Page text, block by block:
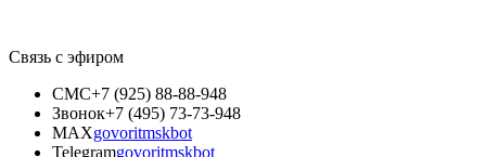
Связь с эфиром
СМС+7 (925) 88-88-948
Звонок+7 (495) 73-73-948
MAXgovoritmskbot
Telegramgovoritmskbot